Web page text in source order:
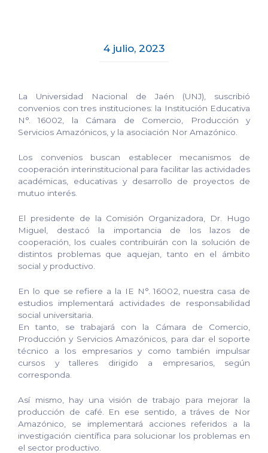
4 julio, 2023
La Universidad Nacional de Jaén (UNJ), suscribió
convenios con tres instituciones: la Institución Educativa
N°. 16002, la Cámara de Comercio, Producción y
Servicios Amazónicos, y la asociación Nor Amazónico.
Los convenios buscan establecer mecanismos de
cooperación interinstitucional para facilitar las actividades
académicas, educativas y desarrollo de proyectos de
mutuo interés.
El presidente de la Comisión Organizadora, Dr. Hugo
Miguel, destacó la importancia de los lazos de
cooperación, los cuales contribuirán con la solución de
distintos problemas que aquejan, tanto en el ámbito
social y productivo.
En lo que se refiere a la IE N°. 16002, nuestra casa de
estudios implementará actividades de responsabilidad
social universitaria.
En tanto, se trabajará con la Cámara de Comercio,
Producción y Servicios Amazónicos, para dar el soporte
técnico a los empresarios y como también impulsar
cursos y talleres dirigido a empresarios, según
corresponda.
Así mismo, hay una visión de trabajo para mejorar la
producción de café. En ese sentido, a tráves de Nor
Amazónico, se implementará acciones referidos a la
investigación científica para solucionar los problemas en
el sector productivo.